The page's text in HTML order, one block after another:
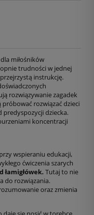
miłośników
trudności w jednej
instrukcję.
rozwiązywanie zagadek
próbować rozwiązać dzieci
predyspozycji dziecka.
koncentracji
wspieraniu edukacji,
ćwiczenia szarych
łamigłówek. Tutaj to nie
do rozwiązania.
oraz zmienia